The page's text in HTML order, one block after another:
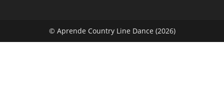
© Aprende Country Line Dance (2026)